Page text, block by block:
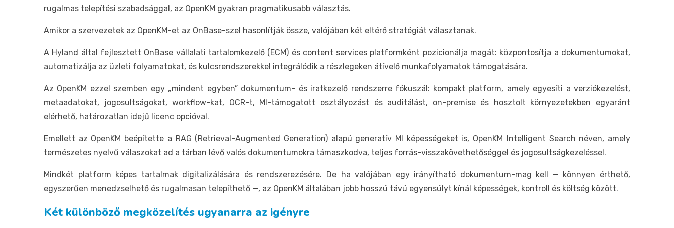
rugalmas telepítési szabadsággal, az OpenKM gyakran pragmatikusabb választás.
Amikor a szervezetek az OpenKM-et az OnBase-szel hasonlítják össze, valójában két eltérő stratégiát választanak.
A Hyland által fejlesztett OnBase vállalati tartalomkezelő (ECM) és content services platformként pozicionálja magát: központosítja a dokumentumokat,
automatizálja az üzleti folyamatokat, és kulcsrendszerekkel integrálódik a részlegeken átívelő munkafolyamatok támogatására.
Az OpenKM ezzel szemben egy „mindent egyben” dokumentum- és iratkezelő rendszerre fókuszál: kompakt platform, amely egyesíti a verziókezelést,
metaadatokat, jogosultságokat, workflow-kat, OCR-t, MI-támogatott osztályozást és auditálást, on-premise és hosztolt környezetekben egyaránt
elérhető, határozatlan idejű licenc opcióval.
Emellett az OpenKM beépítette a RAG (Retrieval-Augmented Generation) alapú generatív MI képességeket is, OpenKM Intelligent Search néven, amely
természetes nyelvű válaszokat ad a tárban lévő valós dokumentumokra támaszkodva, teljes forrás-visszakövethetőséggel és jogosultságkezeléssel.
Mindkét platform képes tartalmak digitalizálására és rendszerezésére. De ha valójában egy irányítható dokumentum-mag kell — könnyen érthető,
egyszerűen menedzselhető és rugalmasan telepíthető —, az OpenKM általában jobb hosszú távú egyensúlyt kínál képességek, kontroll és költség között.
Két különböző megközelítés ugyanarra az igényre